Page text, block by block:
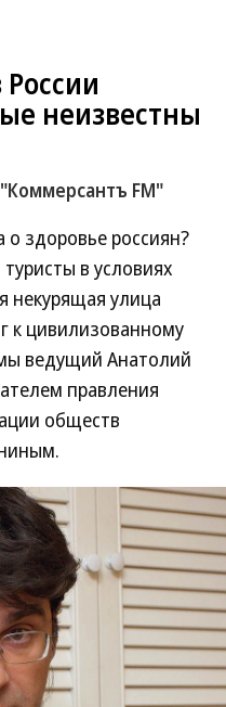
неизвестны
FM"
здоровье россиян?
в условиях
некурящая улица
к цивилизованному
ведущий Анатолий
правления
обществ